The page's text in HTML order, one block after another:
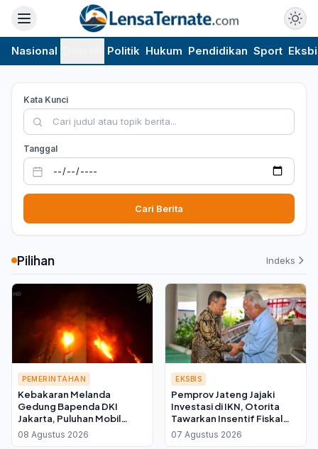
Nasional Politik Hukum Pendidikan Sport
Kata Kunci
Tanggal
Cari Berita
Pilihan Indeks
PEMERINTAHAN
Kebakaran Melanda
Gedung Bapenda DKI
Jakarta, Puluhan Mobil
Damkar Dikerahkan ke
Lokasi
08 Agustus 2026
EKSBIS
Pemprov Jateng Jajaki
Investasi di IKN, Otorita
Tawarkan Insentif Fiskal
bagi Daerah Mitra
07 Agustus 2026